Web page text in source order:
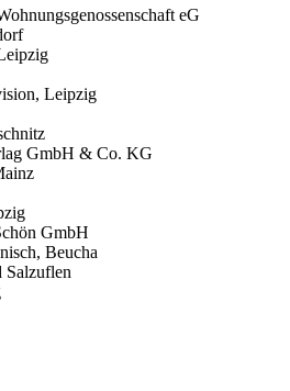
eG
Leipzig
GmbH & Co. KG
GmbH
Beucha
Salzuflen